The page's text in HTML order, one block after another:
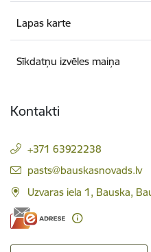
Lapas karte
Sīkdatņu izvēles maiņa
Kontakti
+371 63922238
E-pasts:
pasts@bauskasnovads.lv
Uzvaras iela 1, Bauska,